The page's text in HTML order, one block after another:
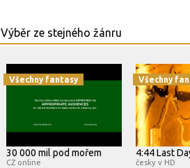
Všechny fantasy
30 000 mil pod mořem
CZ online
Všechny
4:44 Last
česky v HD